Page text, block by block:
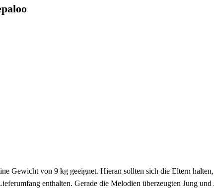
Gewicht von 9 kg geeignet. Hieran sollten sich die Eltern
enthalten. Gerade die Melodien überzeugten Jung